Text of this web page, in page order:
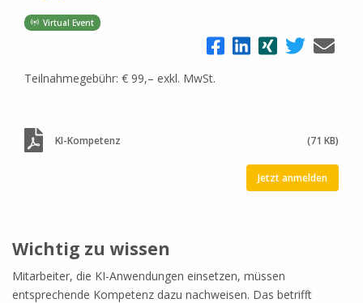
Virtual Event
Teilnahmegebühr: € 99,– exkl. MwSt.
KI-Kompetenz (71 KB)
Jetzt anmelden
Wichtig zu wissen
Mitarbeiter, die KI-Anwendungen einsetzen, müssen
entsprechende Kompetenz dazu nachweisen. Das betrifft